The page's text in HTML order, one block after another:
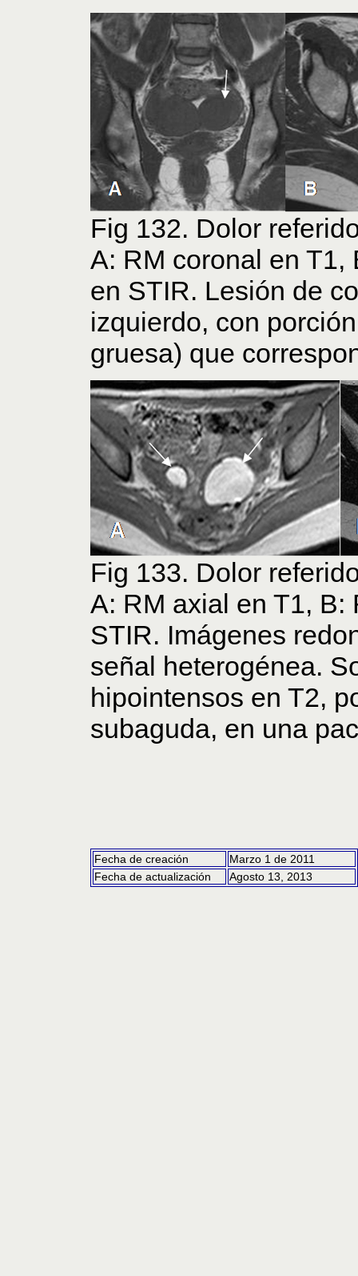
Fig 132. Dolor
A: RM coronal en T1,
en STIR. Lesión de
izquierdo, con
gruesa) que
Fig 133. Dolor
A: RM axial en T1, B:
STIR. Imágenes
señal heterogénea.
hipointensos en T2,
subaguda, en una
Fecha de creación
Marzo 1 de 2011
Fecha de actualización
Agosto 13, 2013